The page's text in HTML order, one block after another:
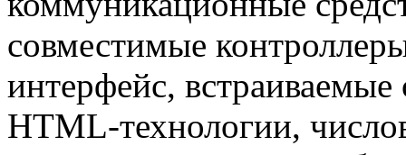
совместимые
интерфейс,
HTML-технологии,